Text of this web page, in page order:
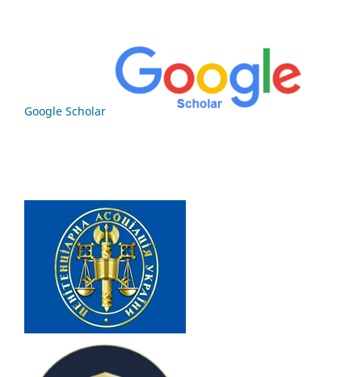
Google Scholar